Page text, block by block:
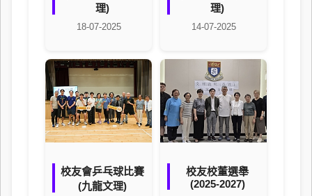
理)
18-07-2025
理)
14-07-2025
校友會乒乓球比賽
(九龍文理)
校友校董選舉
(2025-2027)